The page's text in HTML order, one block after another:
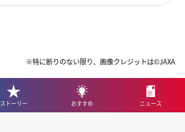
※特に断りのない限り、画像クレジットは©JAXA
ストーリー おすすめ ニュース